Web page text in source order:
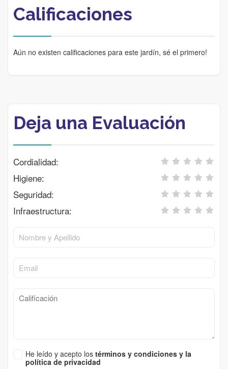
Calificaciones
Aún no existen calificaciones para este jardín, sé el primero!
Deja una Evaluación
Cordialidad:
Higiene:
Seguridad:
Infraestructura:
He leído y acepto los términos y condiciones y la
política de privacidad